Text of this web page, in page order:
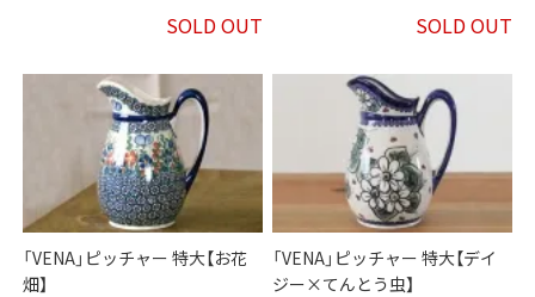
SOLD OUT SOLD OUT
「VENA」ピッチャー 特大【お花
畑】
「VENA」ピッチャー 特大【デイ
ジー×てんとう虫】